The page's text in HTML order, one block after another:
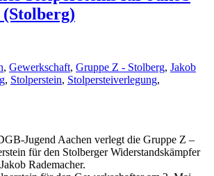
, Gewerkschaft, Gruppe Z - Stolberg, Jakob
, Stolperstein, Stolpersteiverlegung,
Jugend Aachen verlegt die Gruppe Z –
für den Stolberger Widerstandskämpfer
Rademacher.